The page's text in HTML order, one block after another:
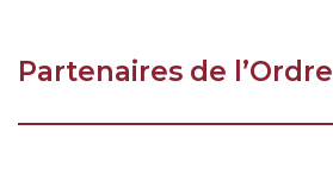
Partenaires de l’Ordre